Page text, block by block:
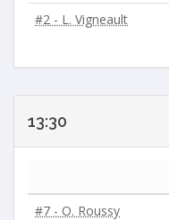
#2 - L. Vigneault
13:30
#7 - O. Roussy